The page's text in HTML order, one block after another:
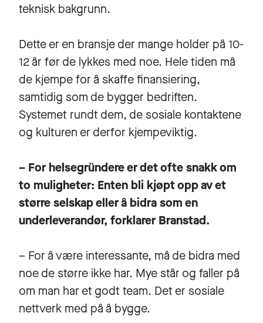
teknisk bakgrunn.
Dette er en bransje der mange holder på 10-
12 år før de lykkes med noe. Hele tiden må
de kjempe for å skaffe finansiering,
samtidig som de bygger bedriften.
Systemet rundt dem, de sosiale kontaktene
og kulturen er derfor kjempeviktig.
– For helsegründere er det ofte snakk om
to muligheter: Enten bli kjøpt opp av et
større selskap eller å bidra som en
underleverandør, forklarer Branstad.
– For å være interessante, må de bidra med
noe de større ikke har. Mye står og faller på
om man har et godt team. Det er sosiale
nettverk med på å bygge.